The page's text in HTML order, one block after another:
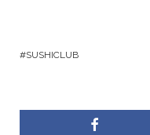
SUSHICLUB